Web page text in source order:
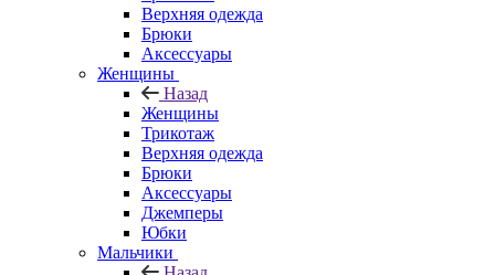
Верхняя одежда
Брюки
Аксессуары
Женщины
Назад
Женщины
Трикотаж
Верхняя одежда
Брюки
Аксессуары
Джемперы
Юбки
Мальчики